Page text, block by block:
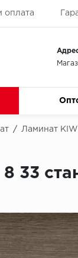
оплата
/ Ламинат KIWI
33